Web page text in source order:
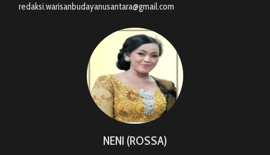
redaksi.warisanbudayanusantara@gmail.com
NENI (ROSSA)